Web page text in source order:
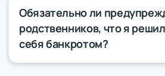
Обязательно ли
родственников, что я
себя банкротом?